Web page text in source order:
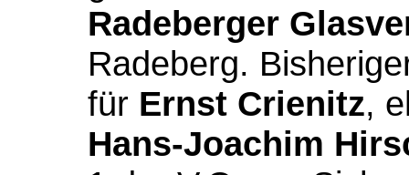
Radeberger
Radeberg.
für Ernst Crienitz,
Hans-Joachim